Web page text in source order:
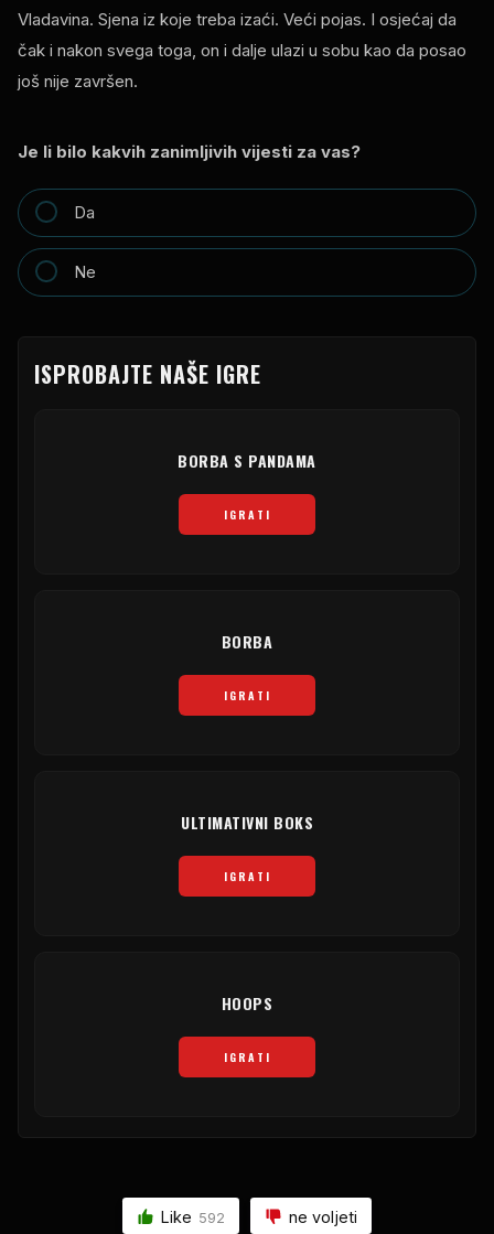
Vladavina. Sjena iz koje treba izaći. Veći pojas. I osjećaj da
čak i nakon svega toga, on i dalje ulazi u sobu kao da posao
još nije završen.
Je li bilo kakvih zanimljivih vijesti za vas?
Da
Ne
ISPROBAJTE NAŠE IGRE
BORBA S PANDAMA
IGRATI
BORBA
IGRATI
ULTIMATIVNI BOKS
IGRATI
HOOPS
IGRATI
Like 592 ne voljeti